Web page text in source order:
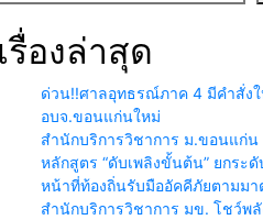
เรื่องล่าสุด
ด่วน!!ศาลอุทธรณ์ภาค 4 มีคำสั่งใ
อบจ.ขอนแก่นใหม่
สำนักบริการวิชาการ ม.ขอนแก่น
หลักสูตร “ดับเพลิงขั้นต้น” ยกระดั
หน้าที่ท้องถิ่นรับมืออัคคีภัยตามมา
สำนักบริการวิชาการ มข. โชว์พ